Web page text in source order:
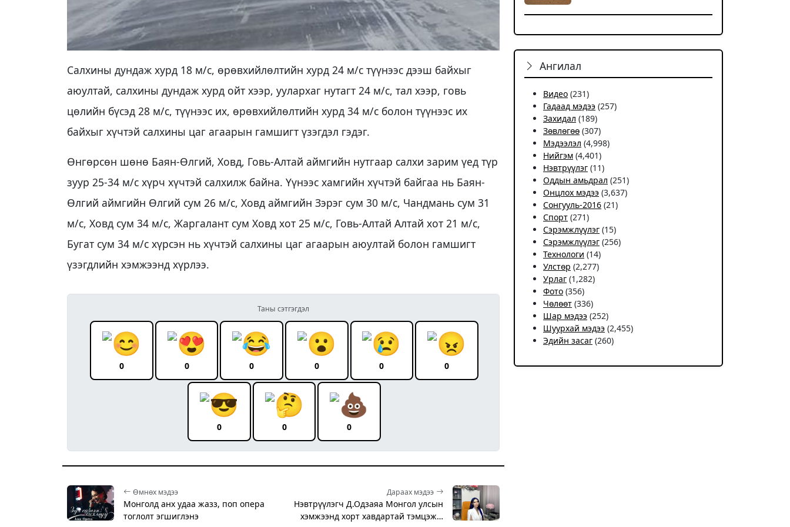
Салхины дундаж хурд 18 м/с, өрөвхийлөлтийн хурд 24 м/с түүнээс дээш байхыг
аюултай, салхины дундаж хурд ойт хээр, уулархаг нутагт 24 м/с, тал хээр, говь
цөлийн бүсэд 28 м/с, түүнээс их, өрөвхийлөлтийн хурд 34 м/с болон түүнээс их
байхыг хүчтэй салхины цаг агаарын гамшигт үзэгдэл гэдэг.
Өнгөрсөн шөнө Баян-Өлгий, Ховд, Говь-Алтай аймгийн нутгаар салхи зарим үед түр
зуур 25-34 м/с хүрч хүчтэй салхилж байна. Үүнээс хамгийн хүчтэй байгаа нь Баян-
Өлгий аймгийн Өлгий сум 26 м/с, Ховд аймгийн Зэрэг сум 30 м/с, Чандмань сум 31
м/с, Ховд сум 34 м/с, Жаргалант сум Ховд хот 25 м/с, Говь-Алтай Алтай хот 21 м/с,
Бугат сум 34 м/с хүрсэн нь хүчтэй салхины цаг агаарын аюултай болон гамшигт
үзэгдлийн хэмжээнд хүрлээ.
Таны сэтгэгдэл
0 0 0 0 0 0
0 0 0
Өмнөх мэдээ
Монголд анх удаа жазз, поп опера
тоглолт эгшиглэнэ
Дараах мэдээ
Нэвтрүүлэгч Д.Одзаяа Монгол улсын
хэмжээнд хорт хавдартай тэмцэж…
Ангилал
Видео (231)
Гадаад мэдээ (257)
Захидал (189)
Зөвлөгөө (307)
Мэдээлэл (4,998)
Нийгэм (4,401)
Нэвтрүүлэг (11)
Оддын амьдрал (251)
Онцлох мэдээ (3,637)
Сонгууль-2016 (21)
Спорт (271)
Сэрэмжлүүлэг (15)
Сэрэмжлүүлэг (256)
Технологи (14)
Улстөр (2,277)
Урлаг (1,282)
Фото (356)
Чѳлѳѳт (336)
Шар мэдээ (252)
Шуурхай мэдээ (2,455)
Эдийн засаг (260)